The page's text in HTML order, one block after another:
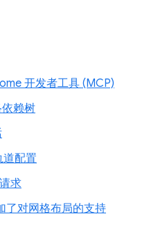
开发者工具 (MCP)
赖树
道配置
求
了对网格布局的支持